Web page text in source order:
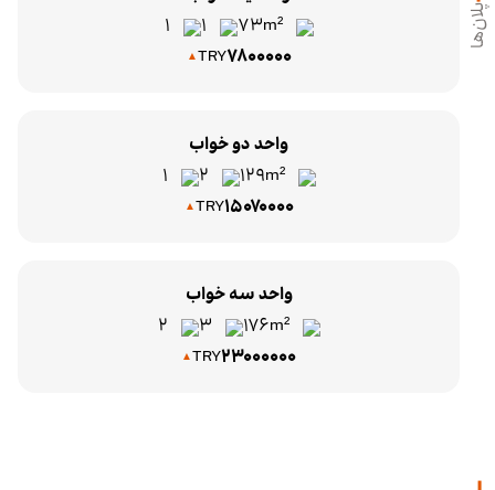
پلان‌ها
m²
73
1
1
7800000
TRY
واحد دو خواب
m²
129
2
1
15070000
TRY
واحد سه خواب
m²
176
3
2
23000000
TRY